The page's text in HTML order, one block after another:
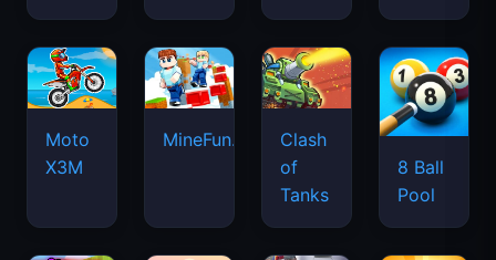
Moto
X3M
MineFun.io
Clash
of
Tanks
8 Ball
Pool